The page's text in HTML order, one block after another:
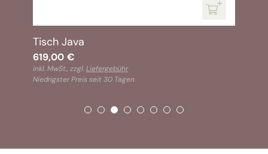
Tisch Java
619,00 €
inkl. MwSt., zzgl.Liefergebühr
Niedrigster Preis seit 30 Tagen